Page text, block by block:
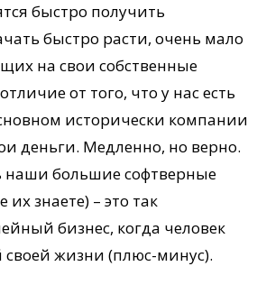
быстро получить
быстро расти, очень мало
на свои собственные
от того, что у нас есть
исторически компании
деньги. Медленно, но верно.
наши большие софтверные
знаете) – это так
бизнес, когда человек
своей жизни (плюс-минус).